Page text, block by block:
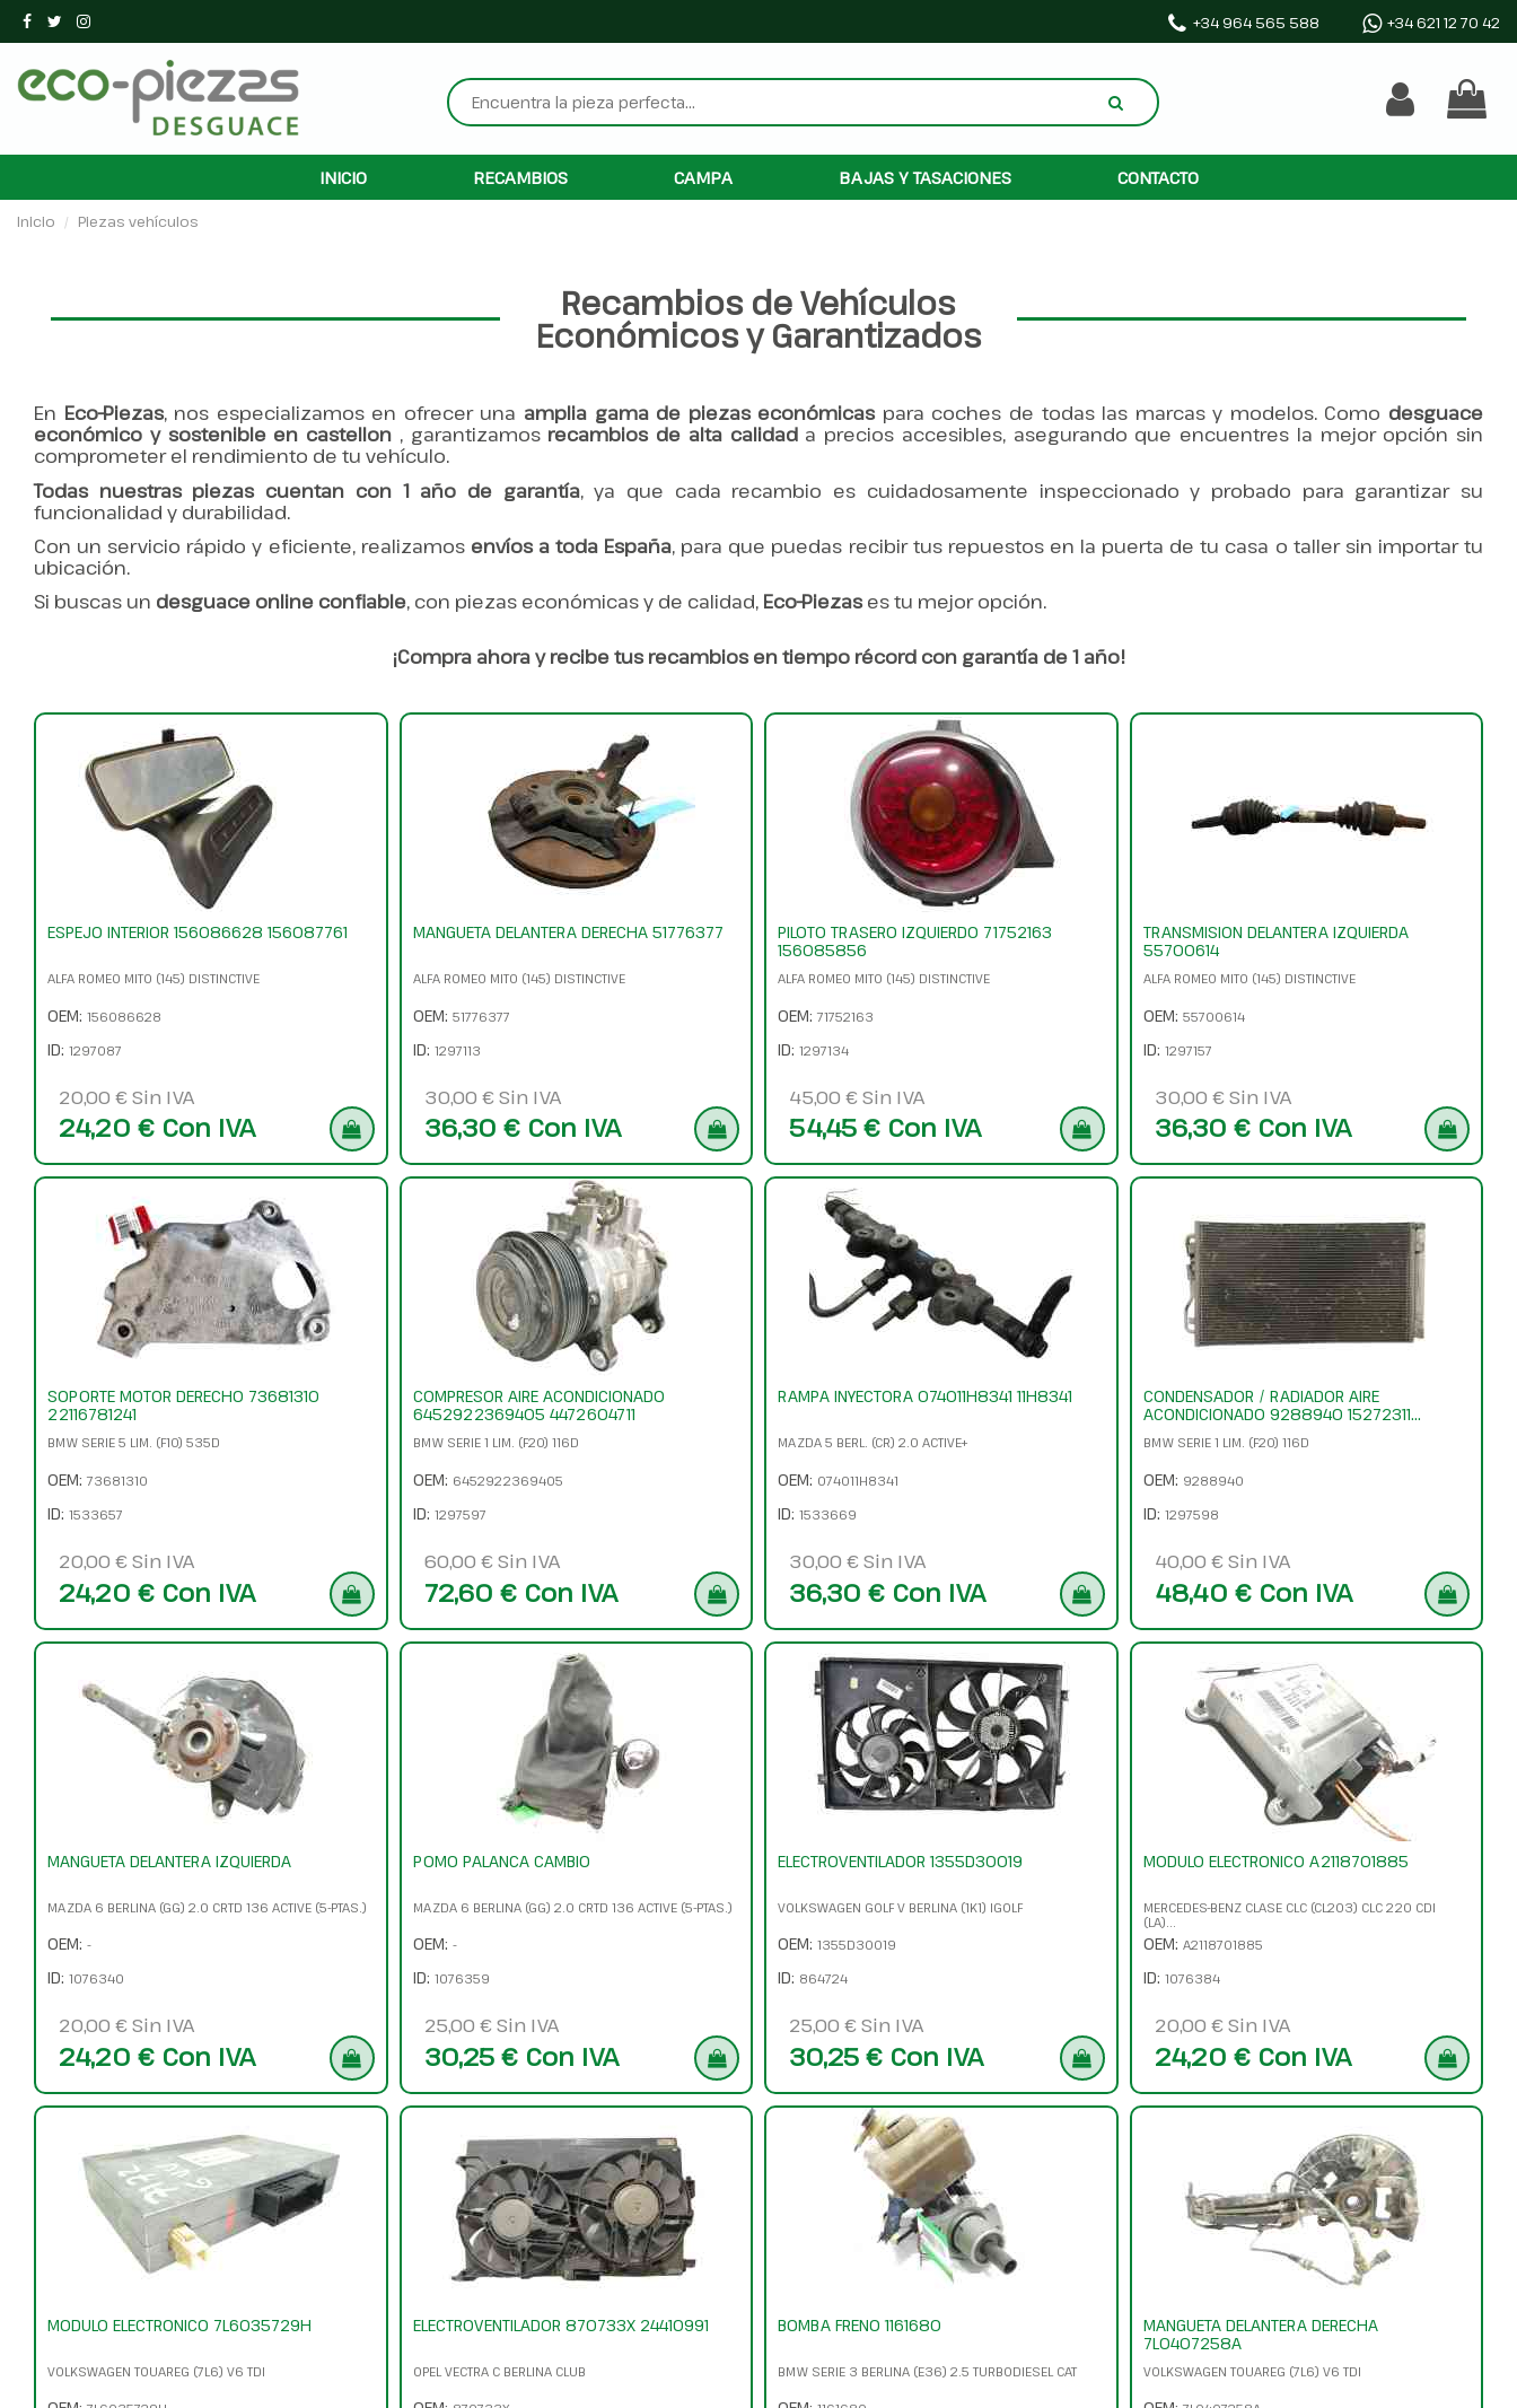
+34 964 565 588 +34 621 12 70 42
INICIO RECAMBIOS CAMPA BAJAS Y TASACIONES CONTACTO
Inicio Piezas vehículos
Recambios de Vehículos
Económicos y Garantizados
En Eco-Piezas, nos especializamos en ofrecer una amplia gama de piezas económicaspara coches de todas las marcas y modelos. Como desguace
económico y sostenible en castellon , garantizamos recambios de alta calidada precios accesibles, asegurando que encuentres la mejor opción sin
comprometer el rendimiento de tu vehículo.
Todas nuestras piezas cuentan con 1 año de garantía, ya que cada recambio es cuidadosamente inspeccionado y probado para garantizar su
funcionalidad y durabilidad.
Con un servicio rápido y eficiente, realizamos envíos a toda España, para que puedas recibir tus repuestos en la puerta de tu casa o taller sin importar tu
ubicación.
Si buscas un desguace online confiable, con piezas económicas y de calidad, Eco-Piezases tu mejor opción.
¡Compra ahora y recibe tus recambios en tiempo récord con garantía de 1 año!
ESPEJO INTERIOR 156086628 156087761
ALFA ROMEO MITO (145) DISTINCTIVE
OEM: 156086628
ID: 1297087
20,00 € Sin IVA
24,20 € Con IVA
MANGUETA DELANTERA DERECHA 51776377
ALFA ROMEO MITO (145) DISTINCTIVE
OEM: 51776377
ID: 1297113
30,00 € Sin IVA
36,30 € Con IVA
PILOTO TRASERO IZQUIERDO 71752163
156085856
ALFA ROMEO MITO (145) DISTINCTIVE
OEM: 71752163
ID: 1297134
45,00 € Sin IVA
54,45 € Con IVA
TRANSMISION DELANTERA IZQUIERDA
55700614
ALFA ROMEO MITO (145) DISTINCTIVE
OEM: 55700614
ID: 1297157
30,00 € Sin IVA
36,30 € Con IVA
SOPORTE MOTOR DERECHO 73681310
22116781241
BMW SERIE 5 LIM. (F10) 535D
OEM: 73681310
ID: 1533657
20,00 € Sin IVA
24,20 € Con IVA
COMPRESOR AIRE ACONDICIONADO
6452922369405 4472604711
BMW SERIE 1 LIM. (F20) 116D
OEM: 6452922369405
ID: 1297597
60,00 € Sin IVA
72,60 € Con IVA
RAMPA INYECTORA 074011H8341 11H8341
MAZDA 5 BERL. (CR) 2.0 ACTIVE+
OEM: 074011H8341
ID: 1533669
30,00 € Sin IVA
36,30 € Con IVA
CONDENSADOR / RADIADOR AIRE
ACONDICIONADO 9288940 15272311...
BMW SERIE 1 LIM. (F20) 116D
OEM: 9288940
ID: 1297598
40,00 € Sin IVA
48,40 € Con IVA
MANGUETA DELANTERA IZQUIERDA
MAZDA 6 BERLINA (GG) 2.0 CRTD 136 ACTIVE (5-PTAS.)
OEM: -
ID: 1076340
20,00 € Sin IVA
24,20 € Con IVA
POMO PALANCA CAMBIO
MAZDA 6 BERLINA (GG) 2.0 CRTD 136 ACTIVE (5-PTAS.)
OEM: -
ID: 1076359
25,00 € Sin IVA
30,25 € Con IVA
ELECTROVENTILADOR 1355D30019
VOLKSWAGEN GOLF V BERLINA (1K1) IGOLF
OEM: 1355D30019
ID: 864724
25,00 € Sin IVA
30,25 € Con IVA
MODULO ELECTRONICO A2118701885
MERCEDES-BENZ CLASE CLC (CL203) CLC 220 CDI
(LA)...
OEM: A2118701885
ID: 1076384
20,00 € Sin IVA
24,20 € Con IVA
MODULO ELECTRONICO 7L6035729H
VOLKSWAGEN TOUAREG (7L6) V6 TDI
ELECTROVENTILADOR 870733X 24410991
OPEL VECTRA C BERLINA CLUB
BOMBA FRENO 1161680
BMW SERIE 3 BERLINA (E36) 2.5 TURBODIESEL CAT
MANGUETA DELANTERA DERECHA
7L0407258A
VOLKSWAGEN TOUAREG (7L6) V6 TDI